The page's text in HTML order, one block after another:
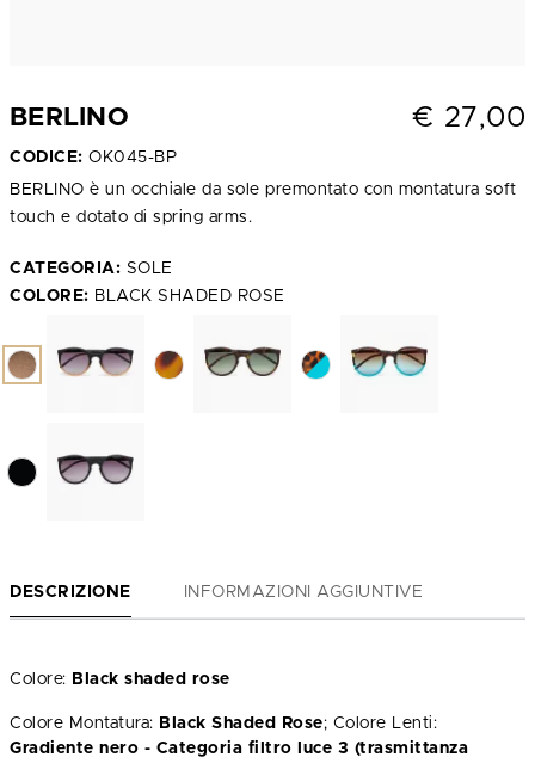
BERLINO € 27,00
CODICE: OK045-BP
BERLINO è un occhiale da sole premontato con montatura soft
touch e dotato di spring arms.
CATEGORIA: SOLE
COLORE: BLACK SHADED ROSE
DESCRIZIONE INFORMAZIONI AGGIUNTIVE
Colore: Black shaded rose
Colore Montatura: Black Shaded Rose; Colore Lenti:
Gradiente nero - Categoria filtro luce 3 (trasmittanza